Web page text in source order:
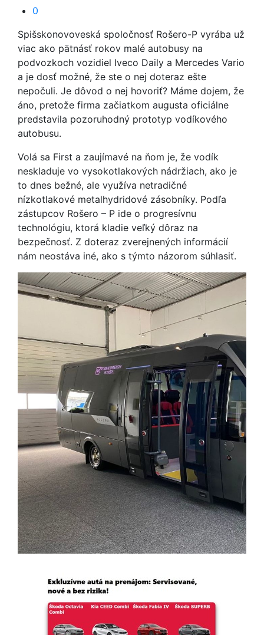
0
Spišskonovoveská spoločnosť Rošero-P vyrába už
viac ako pätnásť rokov malé autobusy na
podvozkoch vozidiel Iveco Daily a Mercedes Vario
a je dosť možné, že ste o nej doteraz ešte
nepočuli. Je dôvod o nej hovoriť? Máme dojem, že
áno, pretože firma začiatkom augusta oficiálne
predstavila pozoruhodný prototyp vodíkového
autobusu.
Volá sa First a zaujímavé na ňom je, že vodík
neskladuje vo vysokotlakových nádržiach, ako je
to dnes bežné, ale využíva netradičné
nízkotlakové metalhydridové zásobníky. Podľa
zástupcov Rošero – P ide o progresívnu
technológiu, ktorá kladie veľký dôraz na
bezpečnosť. Z doteraz zverejnených informácií
nám neostáva iné, ako s týmto názorom súhlasiť.